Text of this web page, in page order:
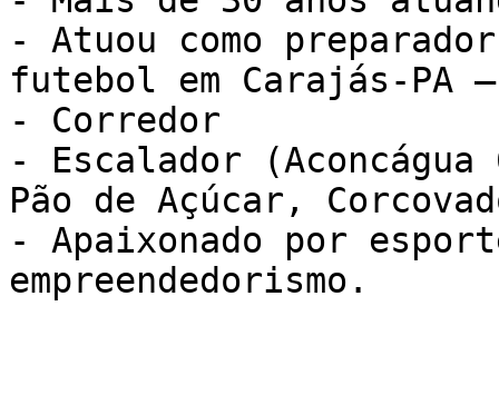
- Atuou como
futebol em Carajás-PA –
- Corredor
- Escalador
Pão de Açúcar,
- Apaixonado por
empreendedorismo.